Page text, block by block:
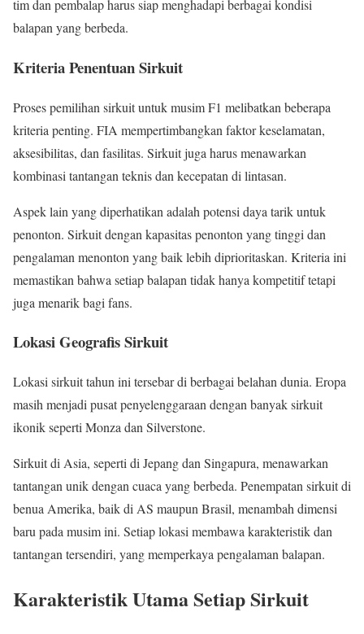
tim dan pembalap harus siap menghadapi berbagai kondisi
balapan yang berbeda.
Kriteria Penentuan Sirkuit
Proses pemilihan sirkuit untuk musim F1 melibatkan beberapa
kriteria penting. FIA mempertimbangkan faktor keselamatan,
aksesibilitas, dan fasilitas. Sirkuit juga harus menawarkan
kombinasi tantangan teknis dan kecepatan di lintasan.
Aspek lain yang diperhatikan adalah potensi daya tarik untuk
penonton. Sirkuit dengan kapasitas penonton yang tinggi dan
pengalaman menonton yang baik lebih diprioritaskan. Kriteria ini
memastikan bahwa setiap balapan tidak hanya kompetitif tetapi
juga menarik bagi fans.
Lokasi Geografis Sirkuit
Lokasi sirkuit tahun ini tersebar di berbagai belahan dunia. Eropa
masih menjadi pusat penyelenggaraan dengan banyak sirkuit
ikonik seperti Monza dan Silverstone.
Sirkuit di Asia, seperti di Jepang dan Singapura, menawarkan
tantangan unik dengan cuaca yang berbeda. Penempatan sirkuit di
benua Amerika, baik di AS maupun Brasil, menambah dimensi
baru pada musim ini. Setiap lokasi membawa karakteristik dan
tantangan tersendiri, yang memperkaya pengalaman balapan.
Karakteristik Utama Setiap Sirkuit